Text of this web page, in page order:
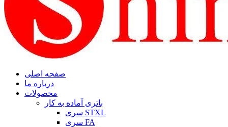
صفحه اصلی
درباره ما
محصولات
باتری آماده به کار
سری STXL
سری FA